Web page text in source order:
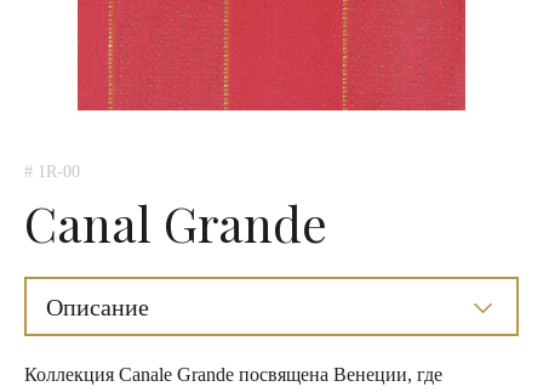
# 1R-00
Canal Grande
Описание
Коллекция Сanale Grande посвящена Венеции, где